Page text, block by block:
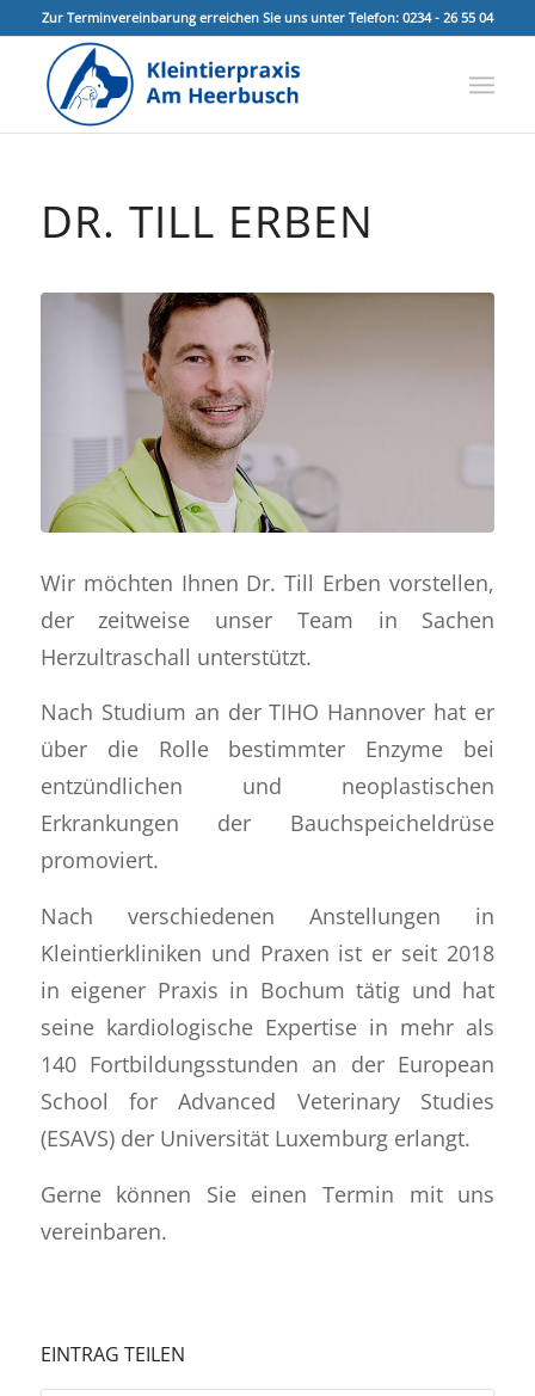
Zur Terminvereinbarung erreichen Sie uns unter Telefon: 0234 - 26 55 04
DR. TILL ERBEN
Wir möchten Ihnen Dr. Till Erben vorstellen,
der zeitweise unser Team in Sachen
Herzultraschall unterstützt.
Nach Studium an der TIHO Hannover hat er
über die Rolle bestimmter Enzyme bei
entzündlichen und neoplastischen
Erkrankungen der Bauchspeicheldrüse
promoviert.
Nach verschiedenen Anstellungen in
Kleintierkliniken und Praxen ist er seit 2018
in eigener Praxis in Bochum tätig und hat
seine kardiologische Expertise in mehr als
140 Fortbildungsstunden an der European
School for Advanced Veterinary Studies
(ESAVS) der Universität Luxemburg erlangt.
Gerne können Sie einen Termin mit uns
vereinbaren.
EINTRAG TEILEN